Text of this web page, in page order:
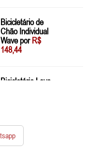
Bicicletário de
Chão Individual
Wave porR$
148,44
Bicicletário Leve